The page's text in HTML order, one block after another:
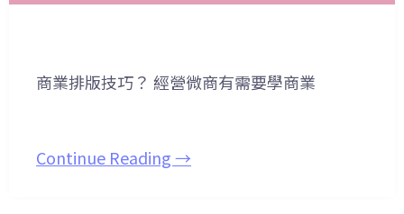
商業排版技巧？ 經營微商有需要學商業
Continue Reading →